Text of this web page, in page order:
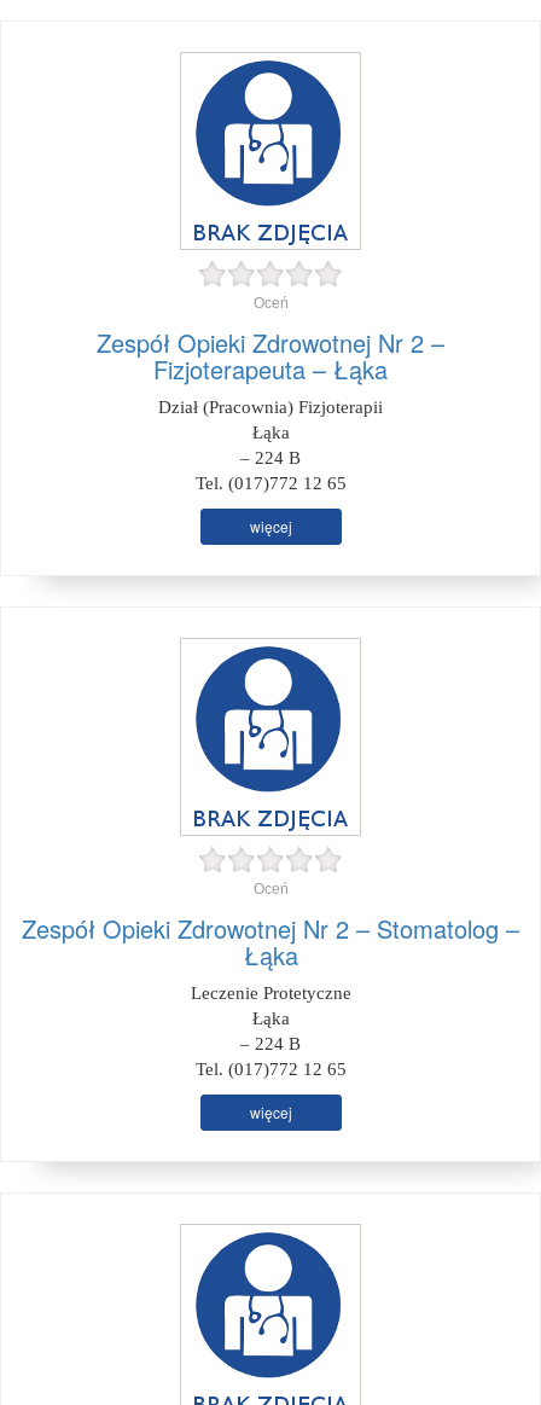
Oceń
Zespół Opieki Zdrowotnej Nr 2 –
Fizjoterapeuta – Łąka
Dział (Pracownia) Fizjoterapii
Łąka
– 224 B
Tel. (017)772 12 65
więcej
Oceń
Zespół Opieki Zdrowotnej Nr 2 – Stomatolog –
Łąka
Leczenie Protetyczne
Łąka
– 224 B
Tel. (017)772 12 65
więcej